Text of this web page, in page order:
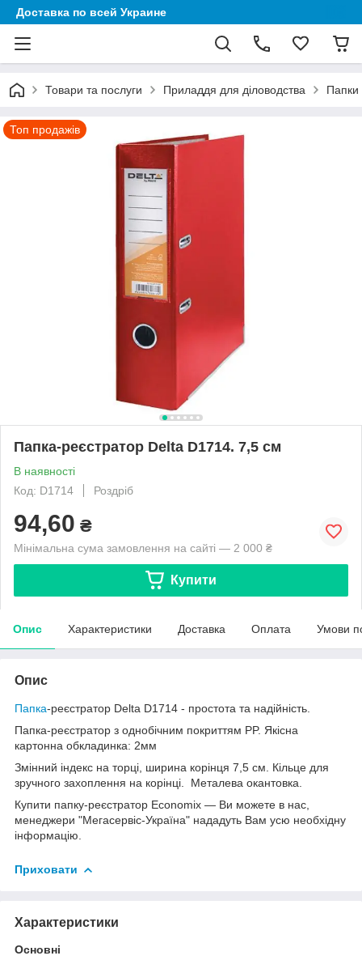
Доставка по всей Украине
Товари та послуги Приладдя для діловодства Папки
Топ продажів
Папка-реєстратор Delta D1714. 7,5 см
В наявності
Код: D1714
Роздріб
94,60 ₴
Мінімальна сума замовлення на сайті — 2 000 ₴
Купити
Опис Характеристики Доставка Оплата Умови
Опис
Папка-реєстратор Delta D1714 - простота та надійність.
Папка-реєстратор з однобічним покриттям PP. Якісна
картонна обкладинка: 2мм
Змінний індекс на торці, ширина корінця 7,5 см. Кільце для
зручного захоплення на корінці. Металева окантовка.
Купити папку-реєстратор Economix — Ви можете в нас,
менеджери "Мегасервіс-Україна" нададуть Вам усю необхідну
інформацію.
Приховати
Характеристики
Основні